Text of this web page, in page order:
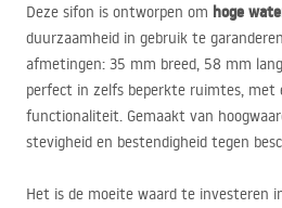
Deze sifon is ontworpen om hoge
duurzaamheid in gebruik te
afmetingen: 35 mm breed, 58 mm
perfect in zelfs beperkte ruimtes, met
functionaliteit. Gemaakt van
stevigheid en bestendigheid tegen
Het is de moeite waard te investeren